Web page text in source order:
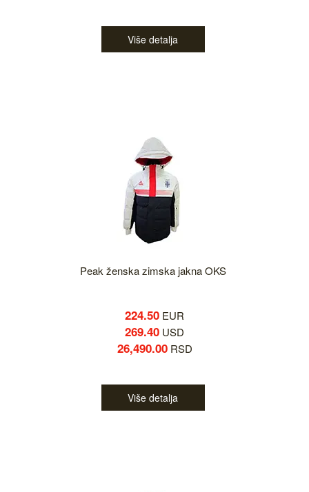
Više detalja
Peak ženska zimska jakna OKS
224.50 EUR
269.40 USD
26,490.00RSD
Više detalja